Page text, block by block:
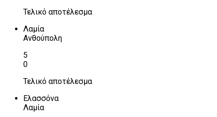
Τελικό αποτέλεσμα
Λαμία
Ανθούπολη
5
0
Τελικό αποτέλεσμα
Ελασσόνα
Λαμία